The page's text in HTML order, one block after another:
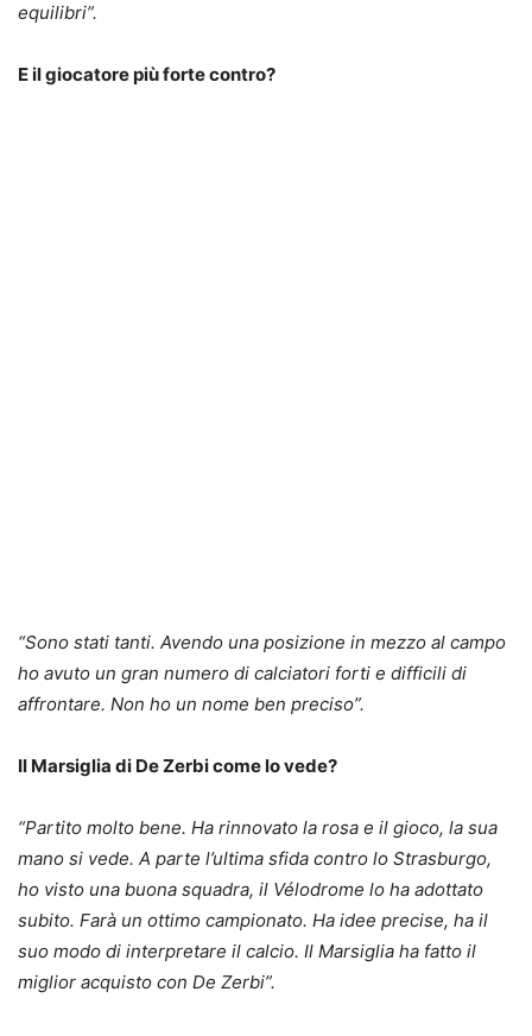
equilibri”.
E il giocatore più forte contro?
“Sono stati tanti. Avendo una posizione in mezzo al campo
ho avuto un gran numero di calciatori forti e difficili di
affrontare. Non ho un nome ben preciso”.
Il Marsiglia di De Zerbi come lo vede?
“Partito molto bene. Ha rinnovato la rosa e il gioco, la sua
mano si vede. A parte l’ultima sfida contro lo Strasburgo,
ho visto una buona squadra, il Vélodrome lo ha adottato
subito. Farà un ottimo campionato. Ha idee precise, ha il
suo modo di interpretare il calcio. Il Marsiglia ha fatto il
miglior acquisto con De Zerbi”.